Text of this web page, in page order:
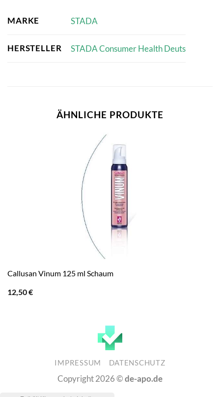
MARKE STADA
HERSTELLER STADA Consumer Health Deuts
ÄHNLICHE PRODUKTE
Callusan Vinum 125 ml Schaum
12,50€
IMPRESSUM DATENSCHUTZ
Copyright 2026 ©de-apo.de